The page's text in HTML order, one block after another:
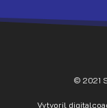
© 2021
Vytvoril